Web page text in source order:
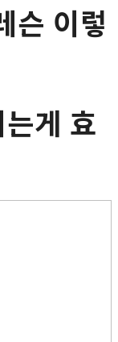
슨 이렇
게 효